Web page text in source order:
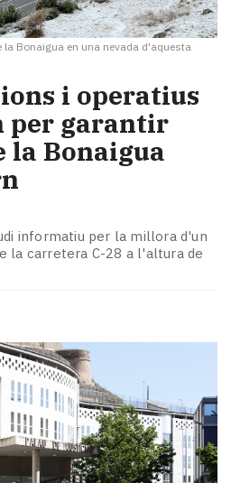
la Bonaigua en una nevada d'aquesta
i operatius
per garantir
la Bonaigua
informatiu per la millora d'un
la carretera C-28 a l'altura de